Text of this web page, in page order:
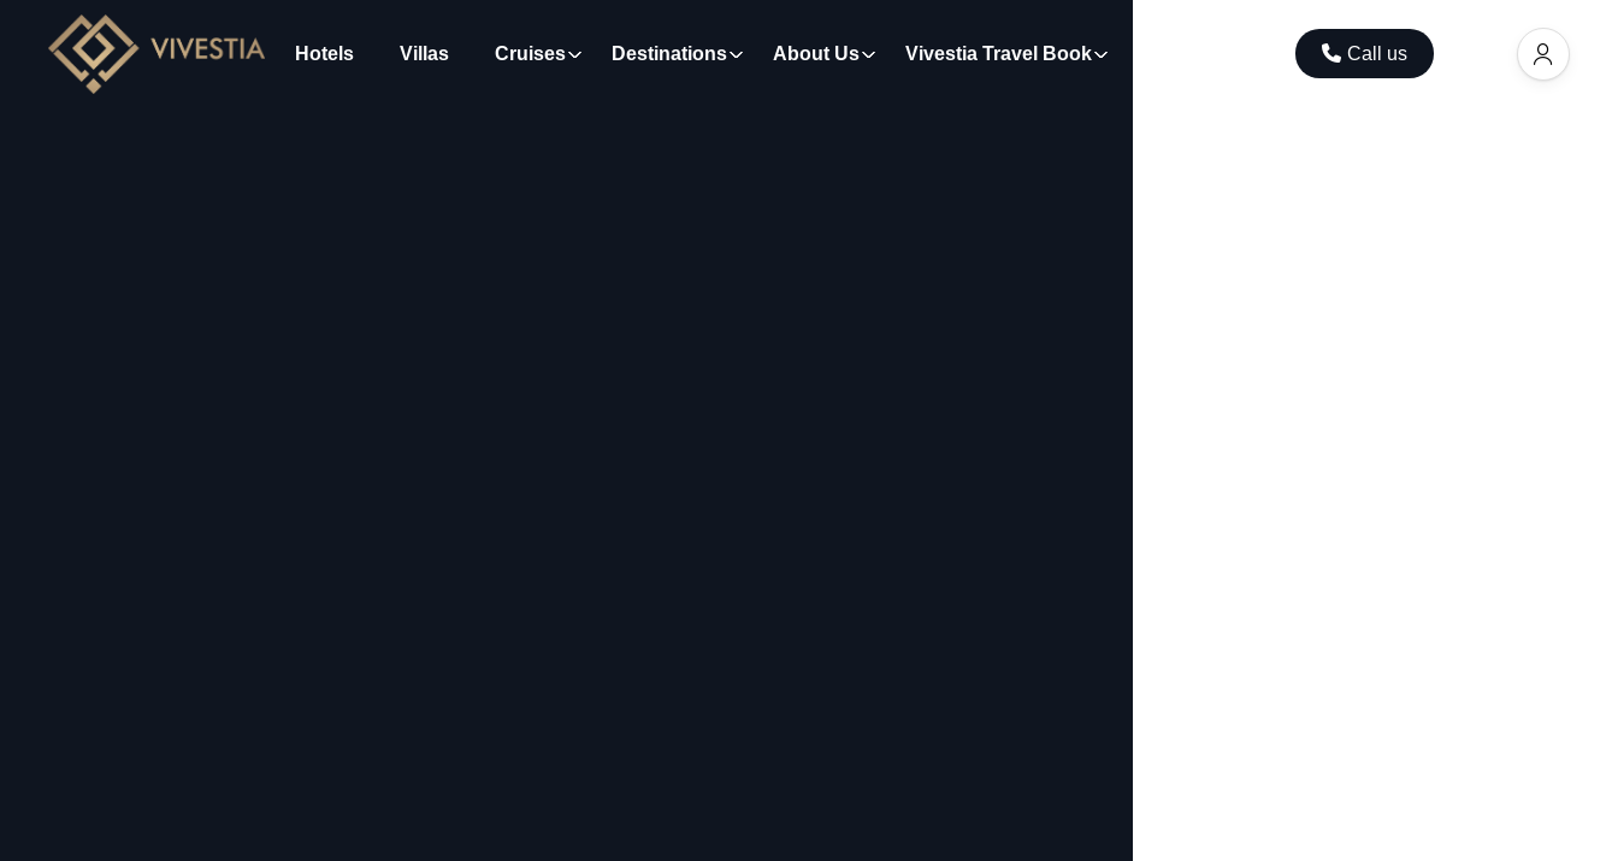
Hotels Villas Cruises Destinations About Us Vivestia Travel Book Call us